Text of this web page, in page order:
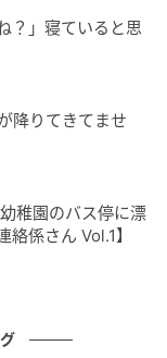
を伝えると「今
んだ。俺が今
ろ」と言い放
る、わからな
ったのです。
来ることはあり
絡から手続き
、居ても立って
？」寝ていると思
降りてきてませ
稚園のバス停に漂
係さん Vol.1】